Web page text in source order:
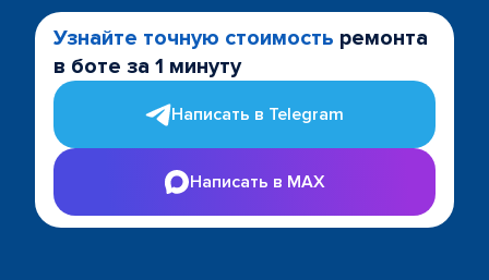
Узнайте точную стоимость ремонта
в боте за 1 минуту
Написать в Telegram
Написать в MAX